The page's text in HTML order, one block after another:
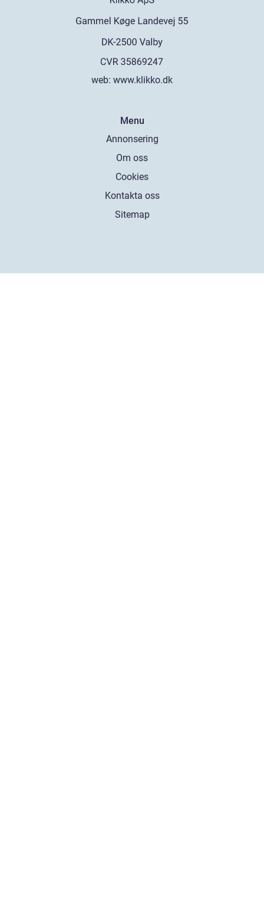
web: www.klikko.dk
Menu
Annonsering
Om oss
Cookies
Kontakta oss
Sitemap